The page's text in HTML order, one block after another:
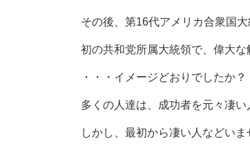
その後、第16代アメリカ合衆国大
初の共和党所属大統領で、偉大な
・・・イメージどおりでしたか？
多くの人達は、成功者を元々凄い
しかし、最初から凄い人などいま